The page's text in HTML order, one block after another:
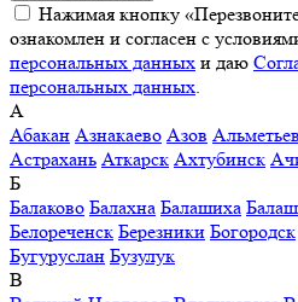
Нажимая кнопку
ознакомлен и согласен с
персональных данных и даю
персональных данных
А
Абакан Азнакаево Азов
Астрахань Аткарск Ахтубинск
Б
Балаково Балахна Балашиха
Белореченск Березники Богородск
Бугуруслан Бузулук
В